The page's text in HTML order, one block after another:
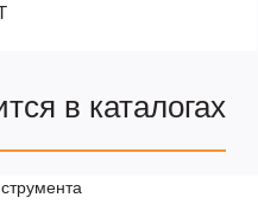
в каталогах